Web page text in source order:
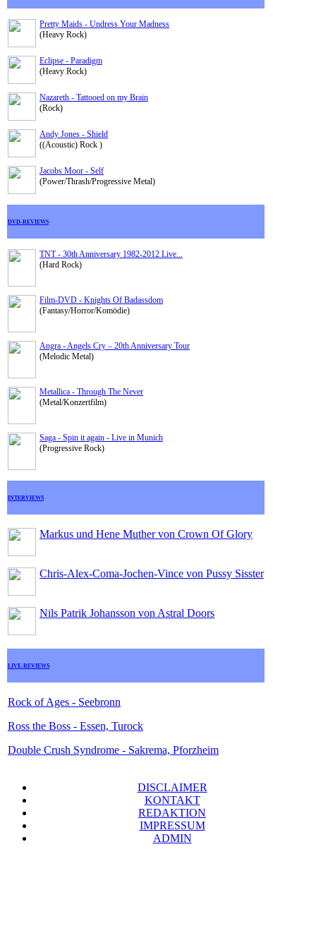
Pretty Maids - Undress Your Madness
(Heavy Rock)
Eclipse - Paradigm
(Heavy Rock)
Nazareth - Tattooed on my Brain
(Rock)
Andy Jones - Shield
((Acoustic) Rock )
Jacobs Moor - Self
(Power/Thrash/Progressive Metal)
DVD-REVIEWS
TNT - 30th Anniversary 1982-2012 Live...
(Hard Rock)
Film-DVD - Knights Of Badassdom
(Fantasy/Horror/Komödie)
Angra - Angels Cry – 20th Anniversary Tour
(Melodic Metal)
Metallica - Through The Never
(Metal/Konzertfilm)
Saga - Spin it again - Live in Munich
(Progressive Rock)
INTERVIEWS
Markus und Hene Muther von Crown Of Glory
Chris-Alex-Coma-Jochen-Vince von Pussy Sisster
Nils Patrik Johansson von Astral Doors
LIVE-REVIEWS
Rock of Ages - Seebronn
Ross the Boss - Essen, Turock
Double Crush Syndrome - Sakrema, Pforzheim
DISCLAIMER
KONTAKT
REDAKTION
IMPRESSUM
ADMIN